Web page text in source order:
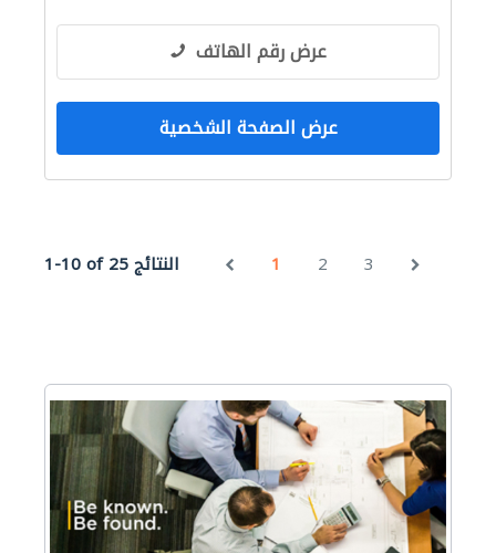
مهندسي الانشاءات
عرض رقم الهاتف
عرض الصفحة الشخصية
1-10 of 25 النتائج 1 2 3